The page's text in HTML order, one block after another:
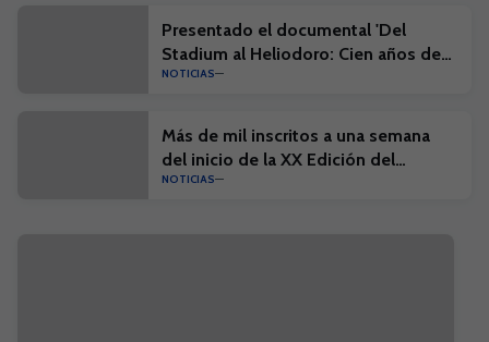
Presentado el documental 'Del
Stadium al Heliodoro: Cien años de
historia'
NOTICIAS
Más de mil inscritos a una semana
del inicio de la XX Edición del
Campus Suma y el I Campus Suma
NOTICIAS